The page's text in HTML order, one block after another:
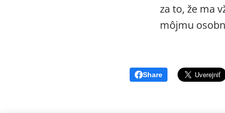
za to, že ma
môjmu
Share